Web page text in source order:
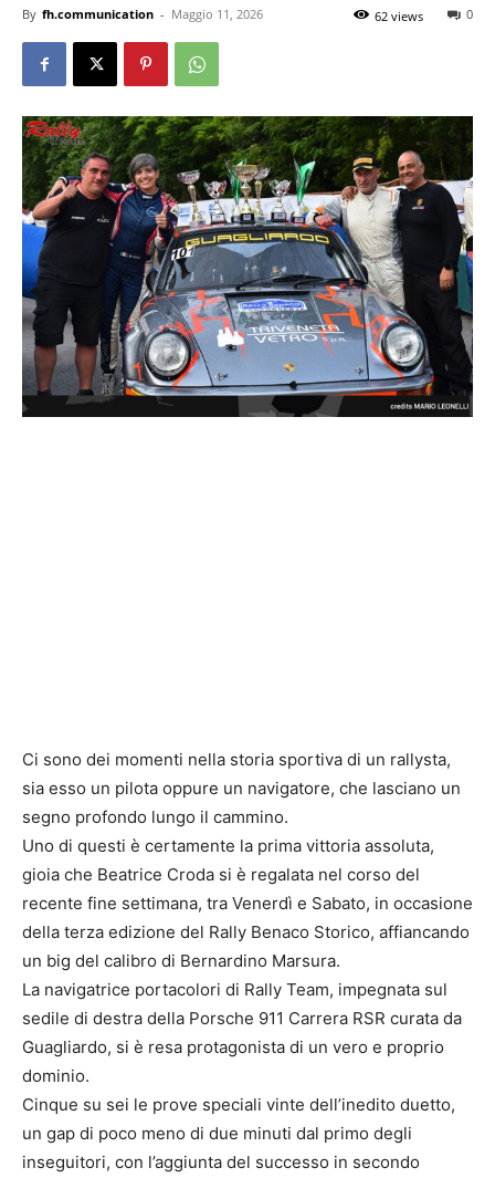
By fh.communication - Maggio 11, 2026 0
62 views
Ci sono dei momenti nella storia sportiva di un rallysta,
sia esso un pilota oppure un navigatore, che lasciano un
segno profondo lungo il cammino.
Uno di questi è certamente la prima vittoria assoluta,
gioia che Beatrice Croda si è regalata nel corso del
recente fine settimana, tra Venerdì e Sabato, in occasione
della terza edizione del Rally Benaco Storico, affiancando
un big del calibro di Bernardino Marsura.
La navigatrice portacolori di Rally Team, impegnata sul
sedile di destra della Porsche 911 Carrera RSR curata da
Guagliardo, si è resa protagonista di un vero e proprio
dominio.
Cinque su sei le prove speciali vinte dell’inedito duetto,
un gap di poco meno di due minuti dal primo degli
inseguitori, con l’aggiunta del successo in secondo